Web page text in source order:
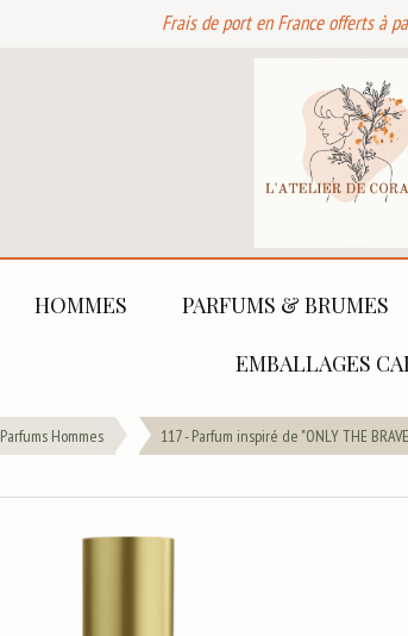
Frais de port en France offerts à
HOMMES PARFUMS & BRUMES
EMBALLAGES
Parfums Hommes 117 - Parfum inspiré de "ONLY THE